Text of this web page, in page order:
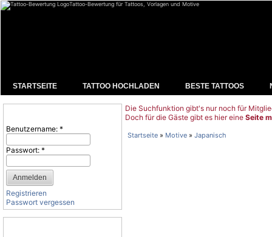
Tattoo-Bewertung für Tattoos, Vorlagen und Motive
STARTSEITE TATTOO HOCHLADEN BESTE TATTOOS
Benutzername: *
Passwort: *
Registrieren
Passwort vergessen
Die Suchfunktion gibt's nur noch für
Doch für die Gäste gibt es hier eine Seite
Startseite » Motive » Japanisch